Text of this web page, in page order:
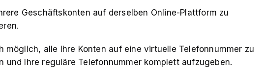
Geschäftskonten auf derselben Online-Plattform zu
möglich, alle Ihre Konten auf eine virtuelle Telefonnummer zu
und Ihre reguläre Telefonnummer komplett aufzugeben.